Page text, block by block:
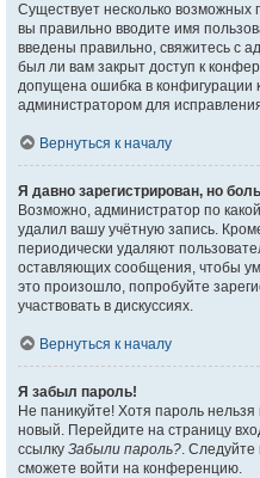
Существует несколько возможных
вы правильно вводите имя
введены правильно, свяжитесь с
был ли вам закрыт доступ к
допущена ошибка в конфигурации
администратором для
Вернуться к началу
Я давно зарегистрирован, но
Возможно, администратор по
удалил вашу учётную запись.
периодически удаляют
оставляющих сообщения, чтобы
это произошло, попробуйте
участвовать в дискуссиях.
Вернуться к началу
Я забыл пароль!
Не паникуйте! Хотя пароль нельзя
новый. Перейдите на страницу
ссылку Забыли пароль?. Следуйте
сможете войти на конференцию.